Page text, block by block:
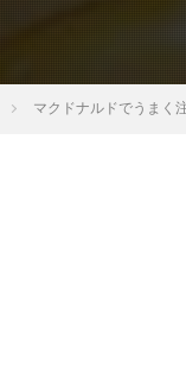
マクドナルドでうまく